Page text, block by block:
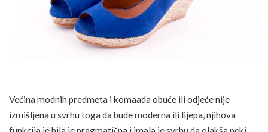
Većina modnih predmeta i komaada obuće ili odjeće nije
izmišljena u svrhu toga da bude moderna ili lijepa, njihova